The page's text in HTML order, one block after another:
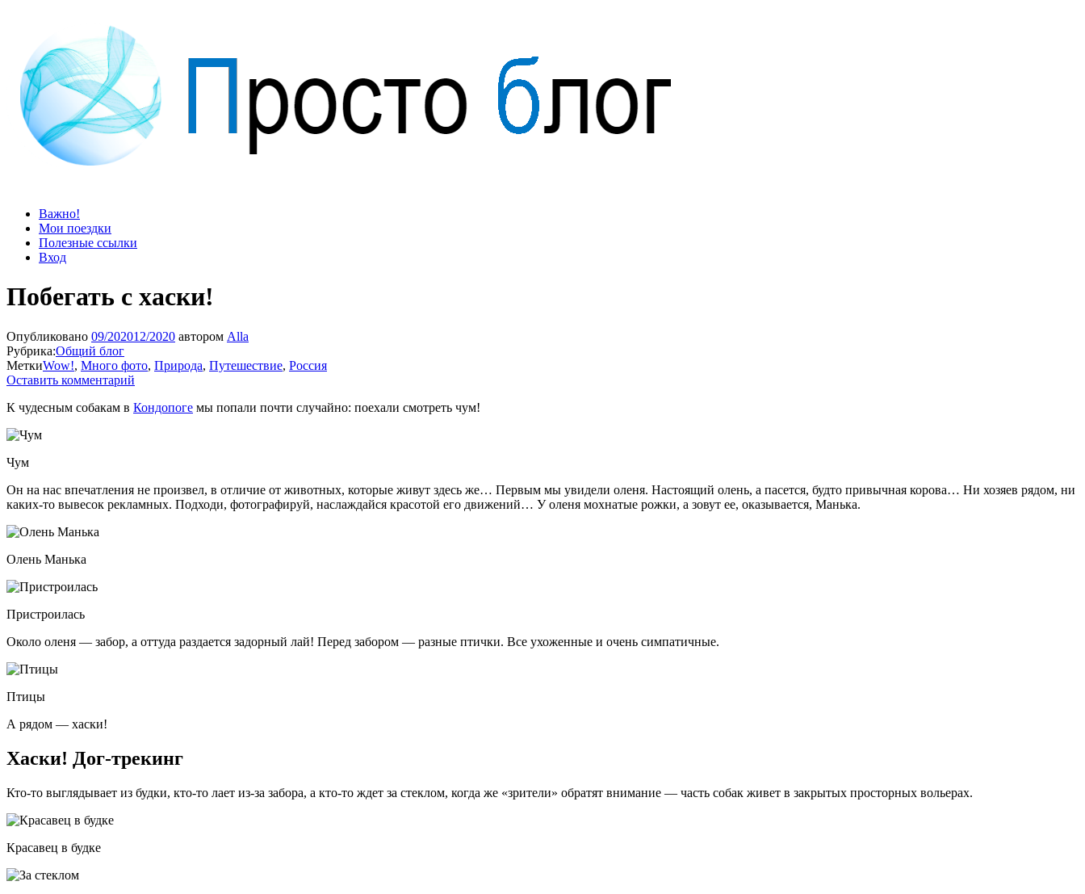
Просто блог
Мир удивительней, чем кажется
Важно!
Мои поездки
Полезные ссылки
Вход
Побегать с хаски!
Опубликовано 09/202012/2020 автором Alla
Рубрика:Общий блог
МеткиWow!, Много фото, Природа, Путешествие, Россия
Оставить комментарий
К чудесным собакам в Кондопоге мы попали почти случайно: поехали смотреть чум!
Чум
Он на нас впечатления не произвел, в отличие от животных, которые живут здесь же… Первым мы увидели оленя. Настоящий олень, а пасется, будто привычная корова… Ни хозяев рядом, ни
каких-то вывесок рекламных. Подходи, фотографируй, наслаждайся красотой его движений… У оленя мохнатые рожки, а зовут ее, оказывается, Манька.
Олень Манька
Пристроилась
Около оленя — забор, а оттуда раздается задорный лай! Перед забором — разные птички. Все ухоженные и очень симпатичные.
Птицы
А рядом — хаски!
Хаски! Дог-трекинг
Кто-то выглядывает из будки, кто-то лает из-за забора, а кто-то ждет за стеклом, когда же «зрители» обратят внимание — часть собак живет в закрытых просторных вольерах.
Красавец в будке